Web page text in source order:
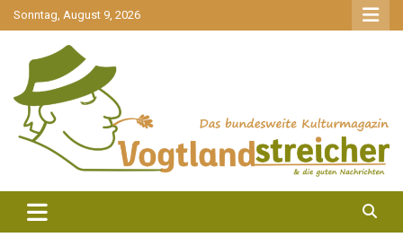
gehe
zum
Sonntag, August 9, 2026
Vogtlandstreicher